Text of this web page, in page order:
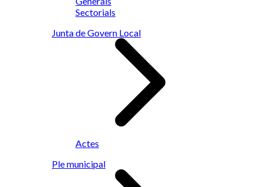
Sectorials
Junta de Govern Local
Actes
Ple municipal